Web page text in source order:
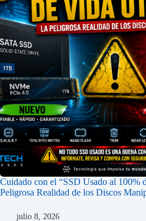
Cuidado con el “SSD Usado al 100%
Peligrosa Realidad de los Discos
julio 8, 2026